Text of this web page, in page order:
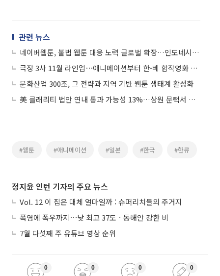
관련 뉴스
네이버웹툰, 불법 웹툰 대응 노력 글로벌 확장…인도네시아 창작자들과 캠페인
극장 3사 11월 라인업⋯애니메이션부터 한-베 합작영화 등 '풍성'
문화산업 300조, 그 전략과 지역 기반 웹툰 생태계 활성화
美 클래리티 법안 연내 통과 가능성 13%…상원 문턱서 제동
#웹툰 #애니메이션 #일본 #한국 #한류
정지윤 인턴 기자의 주요 뉴스
Vol. 12 이 집은 대체 얼마일까 : 슈퍼리치들의 주거지
폭염에 폭우까지⋯낮 최고 37도ㆍ동해안 강한 비
7월 다섯째 주 유튜브 영상 순위
0 0 0 0